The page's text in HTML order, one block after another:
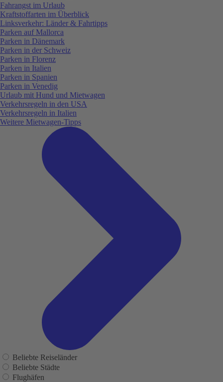
Fahrangst im Urlaub
Kraftstoffarten im Überblick
Linksverkehr: Länder & Fahrtipps
Parken auf Mallorca
Parken in Dänemark
Parken in der Schweiz
Parken in Florenz
Parken in Italien
Parken in Spanien
Parken in Venedig
Urlaub mit Hund und Mietwagen
Verkehrsregeln in den USA
Verkehrsregeln in Italien
Weitere Mietwagen-Tipps
Beliebte Reiseländer
Beliebte Städte
Flughäfen